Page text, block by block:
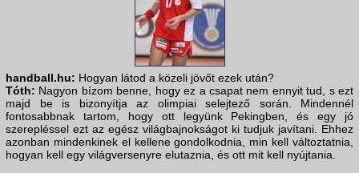
handball.hu: Hogyan látod a közeli jövőt ezek után?
Tóth: Nagyon bízom benne, hogy ez a csapat nem ennyit tud, s ezt
majd be is bizonyítja az olimpiai selejtező során. Mindennél
fontosabbnak tartom, hogy ott legyünk Pekingben, és egy jó
szerepléssel ezt az egész világbajnokságot ki tudjuk javítani. Ehhez
azonban mindenkinek el kellene gondolkodnia, min kell változtatnia,
hogyan kell egy világversenyre elutaznia, és ott mit kell nyújtania.